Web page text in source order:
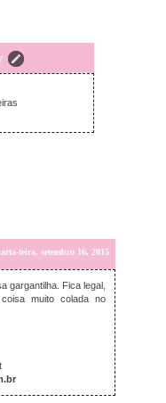
setembro 16, 2015
feira, setembro 16, 2015
gargantilha. Fica legal,
muito colada no